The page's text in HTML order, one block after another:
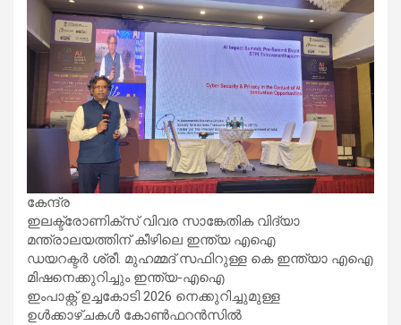
കേന്ദ്ര
ഇലക്ട്രോണിക്സ് വിവര സാങ്കേതിക വിദ്യാ
മന്ത്രാലയത്തിന് കീഴിലെ ഇന്ത്യ എഐ
ഡയറക്ടർ ശ്രീ. മുഹമ്മദ് സഫിറുള്ള കെ ഇന്ത്യാ എഐ
മിഷനെക്കുറിച്ചും ഇന്ത്യ-എഐ
ഇംപാക്റ്റ് ഉച്ചകോടി 2026 നെക്കുറിച്ചുമുള്ള
ഉൾക്കാഴ്ചകൾ കോൺഫറൻസിൽ